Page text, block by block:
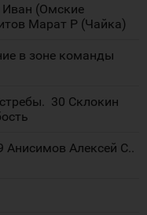
(Омские
Марат Р (Чайка)
в зоне команды
30 Склокин
Алексей С..